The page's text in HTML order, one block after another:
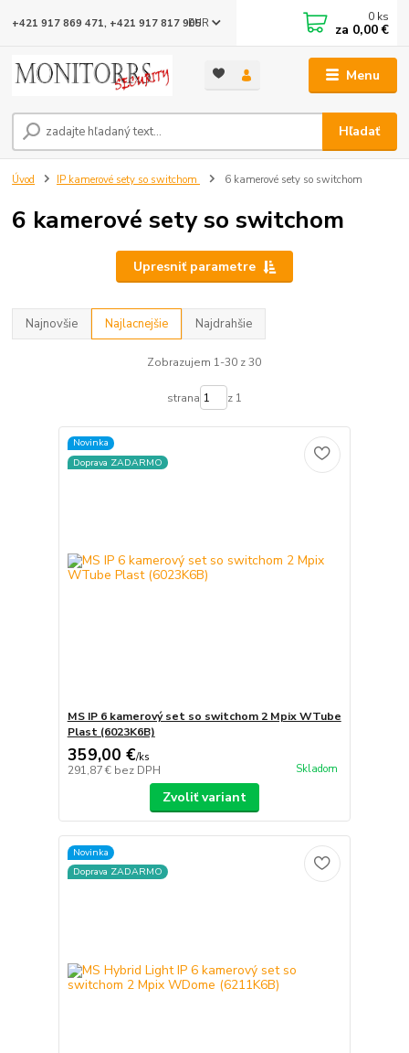
Menu
EUR
Hľadať
+421 917 869 471, +421 917 817 905 0 ks
za 0,00 €
Úvod IP kamerové sety so switchom 6 kamerové sety so switchom
6 kamerové sety so switchom
Upresniť parametre
Najnovšie Najlacnejšie Najdrahšie
Zobrazujem 1-30 z 30
strana z 1
Novinka
Doprava ZADARMO
MS IP 6 kamerový set so switchom 2 Mpix WTube
Plast (6023K6B)
359,00 €/ks
291,87 € bez DPH Skladom
Zvoliť variant
Novinka
Doprava ZADARMO